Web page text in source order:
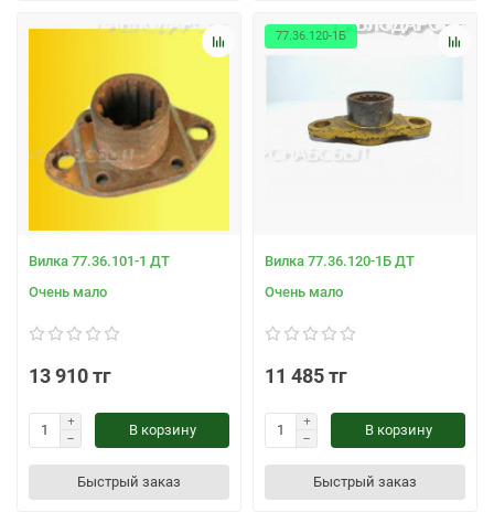
Вилка 77.36.101-1 ДТ
Очень мало
13 910 тг
В корзину
Быстрый заказ
77.36.120-1Б
Вилка 77.36.120-1Б ДТ
Очень мало
11 485 тг
В корзину
Быстрый заказ